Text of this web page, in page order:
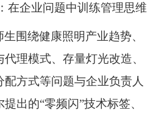
在企业问题中训练管理思维
围绕健康照明产业趋势、
理模式、存量灯光改造、
方式等问题与企业负责人
提出的“零频闪”技术标签、